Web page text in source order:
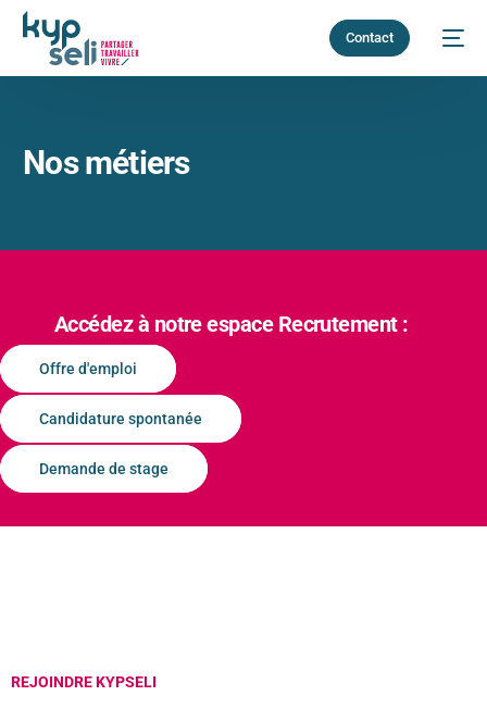
Contact
Nos métiers
Accédez à notre espace Recrutement :
Offre d'emploi
Candidature spontanée
Demande de stage
REJOINDRE KYPSELI